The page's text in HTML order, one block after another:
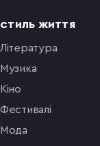
СТИЛЬ ЖИТТЯ
література
музика
кіно
фестивалі
мода